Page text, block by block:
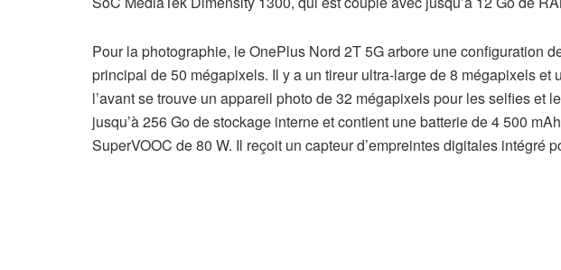
Pour la photographie, le OnePlus Nord 2T 5G arbore une configuration
principal de 50 mégapixels. Il y a un tireur ultra-large de 8 mégapixels
l’avant se trouve un appareil photo de 32 mégapixels pour les selfies et
jusqu’à 256 Go de stockage interne et contient une batterie de 4 500
SuperVOOC de 80 W. Il reçoit un capteur d’empreintes digitales intégré